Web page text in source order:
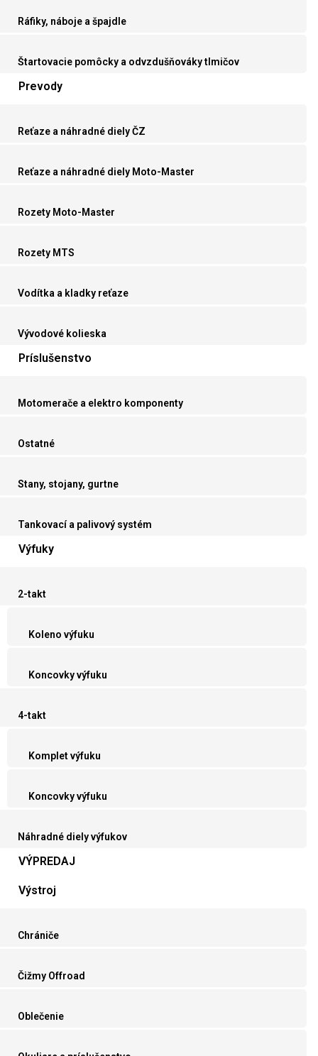
Ráfiky, náboje a špajdle
Štartovacie pomôcky a odvzdušňováky tlmičov
Prevody
Reťaze a náhradné diely ČZ
Reťaze a náhradné diely Moto-Master
Rozety Moto-Master
Rozety MTS
Vodítka a kladky reťaze
Vývodové kolieska
Príslušenstvo
Motomerače a elektro komponenty
Ostatné
Stany, stojany, gurtne
Tankovací a palivový systém
Výfuky
2-takt
Koleno výfuku
Koncovky výfuku
4-takt
Komplet výfuku
Koncovky výfuku
Náhradné diely výfukov
VÝPREDAJ
Výstroj
Chrániče
Čižmy Offroad
Oblečenie